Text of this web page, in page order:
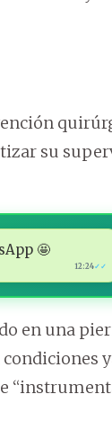
su
🤩
12:24✓✓
en una